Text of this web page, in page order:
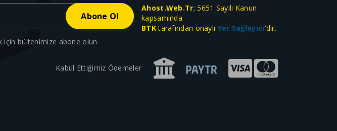
için bültenimize abone olun
Ahost.Web.Tr; 5651 Sayılı Kanun
kapsamında
BTKtarafından onaylı Yer Sağlayıcı'dır.
Kabul Ettiğimiz Ödemeler